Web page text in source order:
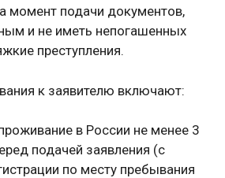
момент подачи документов,
и не иметь непогашенных
преступления.
к заявителю включают:
в России не менее 3
подачей заявления (с
по месту пребывания